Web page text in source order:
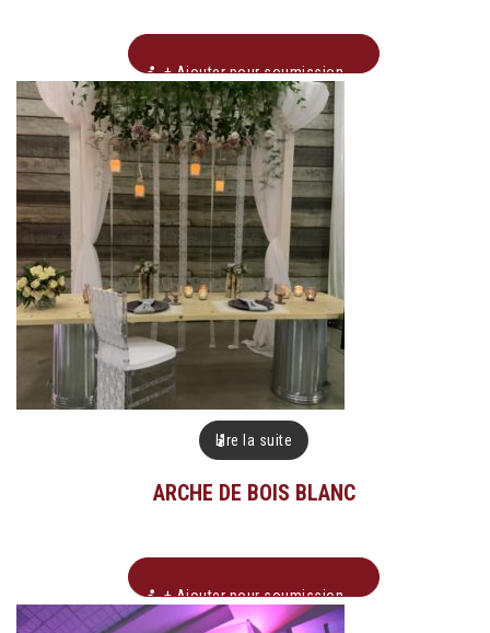
+ Ajouter pour soumission
Lire la suite
ARCHE DE BOIS BLANC
+ Ajouter pour soumission